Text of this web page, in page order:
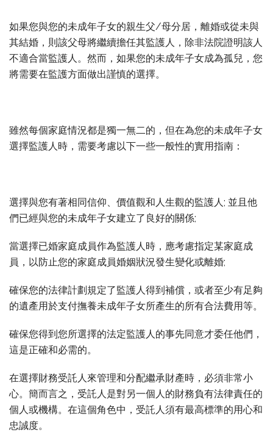
如果您與您的未成年子女的親生父/母分居，離婚或從未與
其結婚，則該父母將繼續擔任其監護人，除非法院證明該人
不適合當監護人。然而，如果您的未成年子女成為孤兒，您
將需要在監護方面做出謹慎的選擇。
雖然每個家庭情況都是獨一無二的，但在為您的未成年子女
選擇監護人時，需要考慮以下一些一般性的實用指南：
選擇與您有著相同信仰、價值觀和人生觀的監護人; 並且他
們已經與您的未成年子女建立了良好的關係;
當選擇已婚家庭成員作為監護人時，應考慮指定某家庭成
員，以防止您的家庭成員婚姻狀況發生變化或離婚;
確保您的法律計劃規定了監護人得到補償，或者至少有足夠
的遺產用於支付撫養未成年子女所產生的所有合法費用等。
確保您得到您所選擇的法定監護人的事先同意才委任他們，
這是正確和必需的。
在選擇財務受託人來管理和分配繼承財產時，必須非常小
心。簡而言之，受託人是對另一個人的財務負有法律責任的
個人或機構。在這個角色中，受託人須有最高標準的用心和
忠誠度。